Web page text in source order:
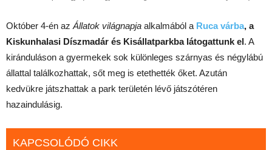
Október 4-én az Állatok világnapja alkalmából a Ruca várba, a
Kiskunhalasi Díszmadár és Kisállatparkba látogattunk el. A
kiránduláson a gyermekek sok különleges szárnyas és négylábú
állattal találkozhattak, sőt meg is etethették őket. Azután
kedvükre játszhattak a park területén lévő játszótéren
hazaindulásig.
KAPCSOLÓDÓ CIKK